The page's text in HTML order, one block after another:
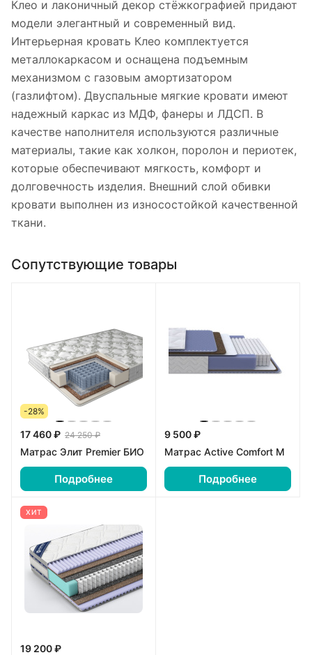
Клео и лаконичный декор стёжкографией придают
модели элегантный и современный вид.
Интерьерная кровать Клео комплектуется
металлокаркасом и оснащена подъемным
механизмом с газовым амортизатором
(газлифтом). Двуспальные мягкие кровати имеют
надежный каркас из МДФ, фанеры и ЛДСП. В
качестве наполнителя используются различные
материалы, такие как холкон, поролон и периотек,
которые обеспечивают мягкость, комфорт и
долговечность изделия. Внешний слой обивки
кровати выполнен из износостойкой качественной
ткани.
Сопутствующие товары
-28%
17 460 ₽ 24 250 ₽
Матрас Элит Premier БИО
Подробнее
9 500 ₽
Матрас Active Comfort M
Подробнее
ХИТ
19 200 ₽